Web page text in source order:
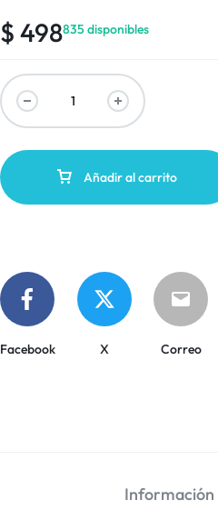
$ 498835 disponibles
Añadir al carrito
Facebook X Correo
Información